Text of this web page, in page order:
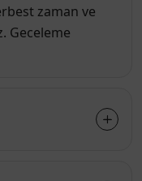
zaman ve
Geceleme